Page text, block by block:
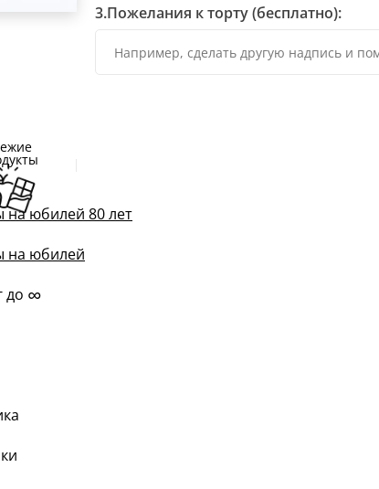
карамели, не оставляя ни единого шанса
3.Пожелания к торту (бесплатно):
на юбилей 80 лет
на юбилей
до ∞